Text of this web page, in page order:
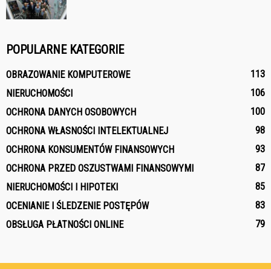
POPULARNE KATEGORIE
OBRAZOWANIE KOMPUTEROWE
113
NIERUCHOMOŚCI
106
OCHRONA DANYCH OSOBOWYCH
100
OCHRONA WŁASNOŚCI INTELEKTUALNEJ
98
OCHRONA KONSUMENTÓW FINANSOWYCH
93
OCHRONA PRZED OSZUSTWAMI FINANSOWYMI
87
NIERUCHOMOŚCI I HIPOTEKI
85
OCENIANIE I ŚLEDZENIE POSTĘPÓW
83
OBSŁUGA PŁATNOŚCI ONLINE
79